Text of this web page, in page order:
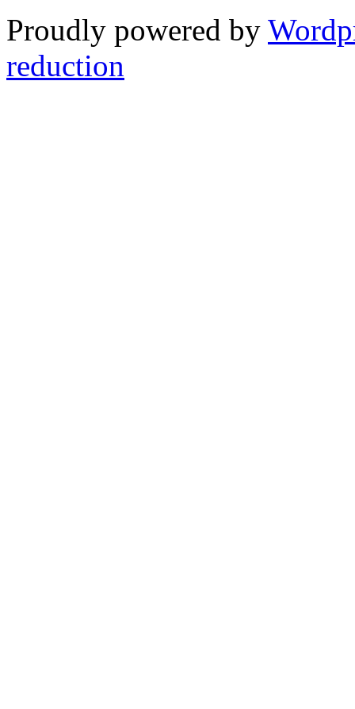
Proudly powered by
reduction